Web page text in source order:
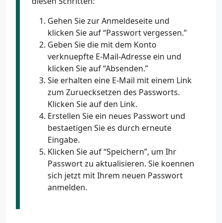
Gehen Sie zur Anmeldeseite und
klicken Sie auf “Passwort vergessen.”
Geben Sie die mit dem Konto
verknuepfte E-Mail-Adresse ein und
klicken Sie auf “Absenden.”
Sie erhalten eine E-Mail mit einem Link
zum Zuruecksetzen des Passworts.
Klicken Sie auf den Link.
Erstellen Sie ein neues Passwort und
bestaetigen Sie es durch erneute
Eingabe.
Klicken Sie auf “Speichern”, um Ihr
Passwort zu aktualisieren. Sie koennen
sich jetzt mit Ihrem neuen Passwort
anmelden.